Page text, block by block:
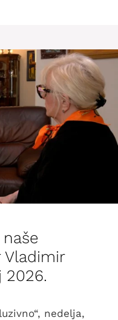
Vladimir
2026.
nedelja,